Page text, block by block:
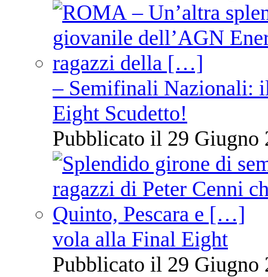
– Semifinali Nazionali:
Eight Scudetto!
Pubblicato il 29 Giugno
vola alla Final Eight
Pubblicato il 29 Giugno